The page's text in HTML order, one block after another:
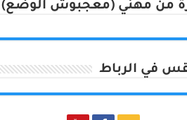
من مهني (معجبوش الوضع)
في الرباط
Rabat, Morocco